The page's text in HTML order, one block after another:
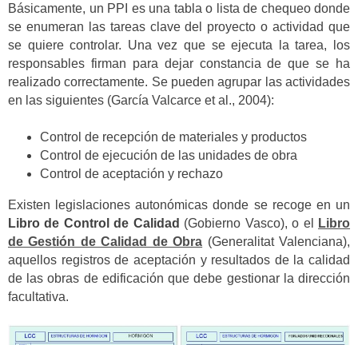
Básicamente, un PPI es una tabla o lista de chequeo donde
se enumeran las tareas clave del proyecto o actividad que
se quiere controlar. Una vez que se ejecuta la tarea, los
responsables firman para dejar constancia de que se ha
realizado correctamente. Se pueden agrupar las actividades
en las siguientes (García Valcarce et al., 2004):
Control de recepción de materiales y productos
Control de ejecución de las unidades de obra
Control de aceptación y rechazo
Existen legislaciones autonómicas donde se recoge en un
Libro de Control de Calidad (Gobierno Vasco), o el
Libro
de Gestión de Calidad de Obra (Generalitat Valenciana),
aquellos registros de aceptación y resultados de la calidad
de las obras de edificación que debe gestionar la dirección
facultativa.